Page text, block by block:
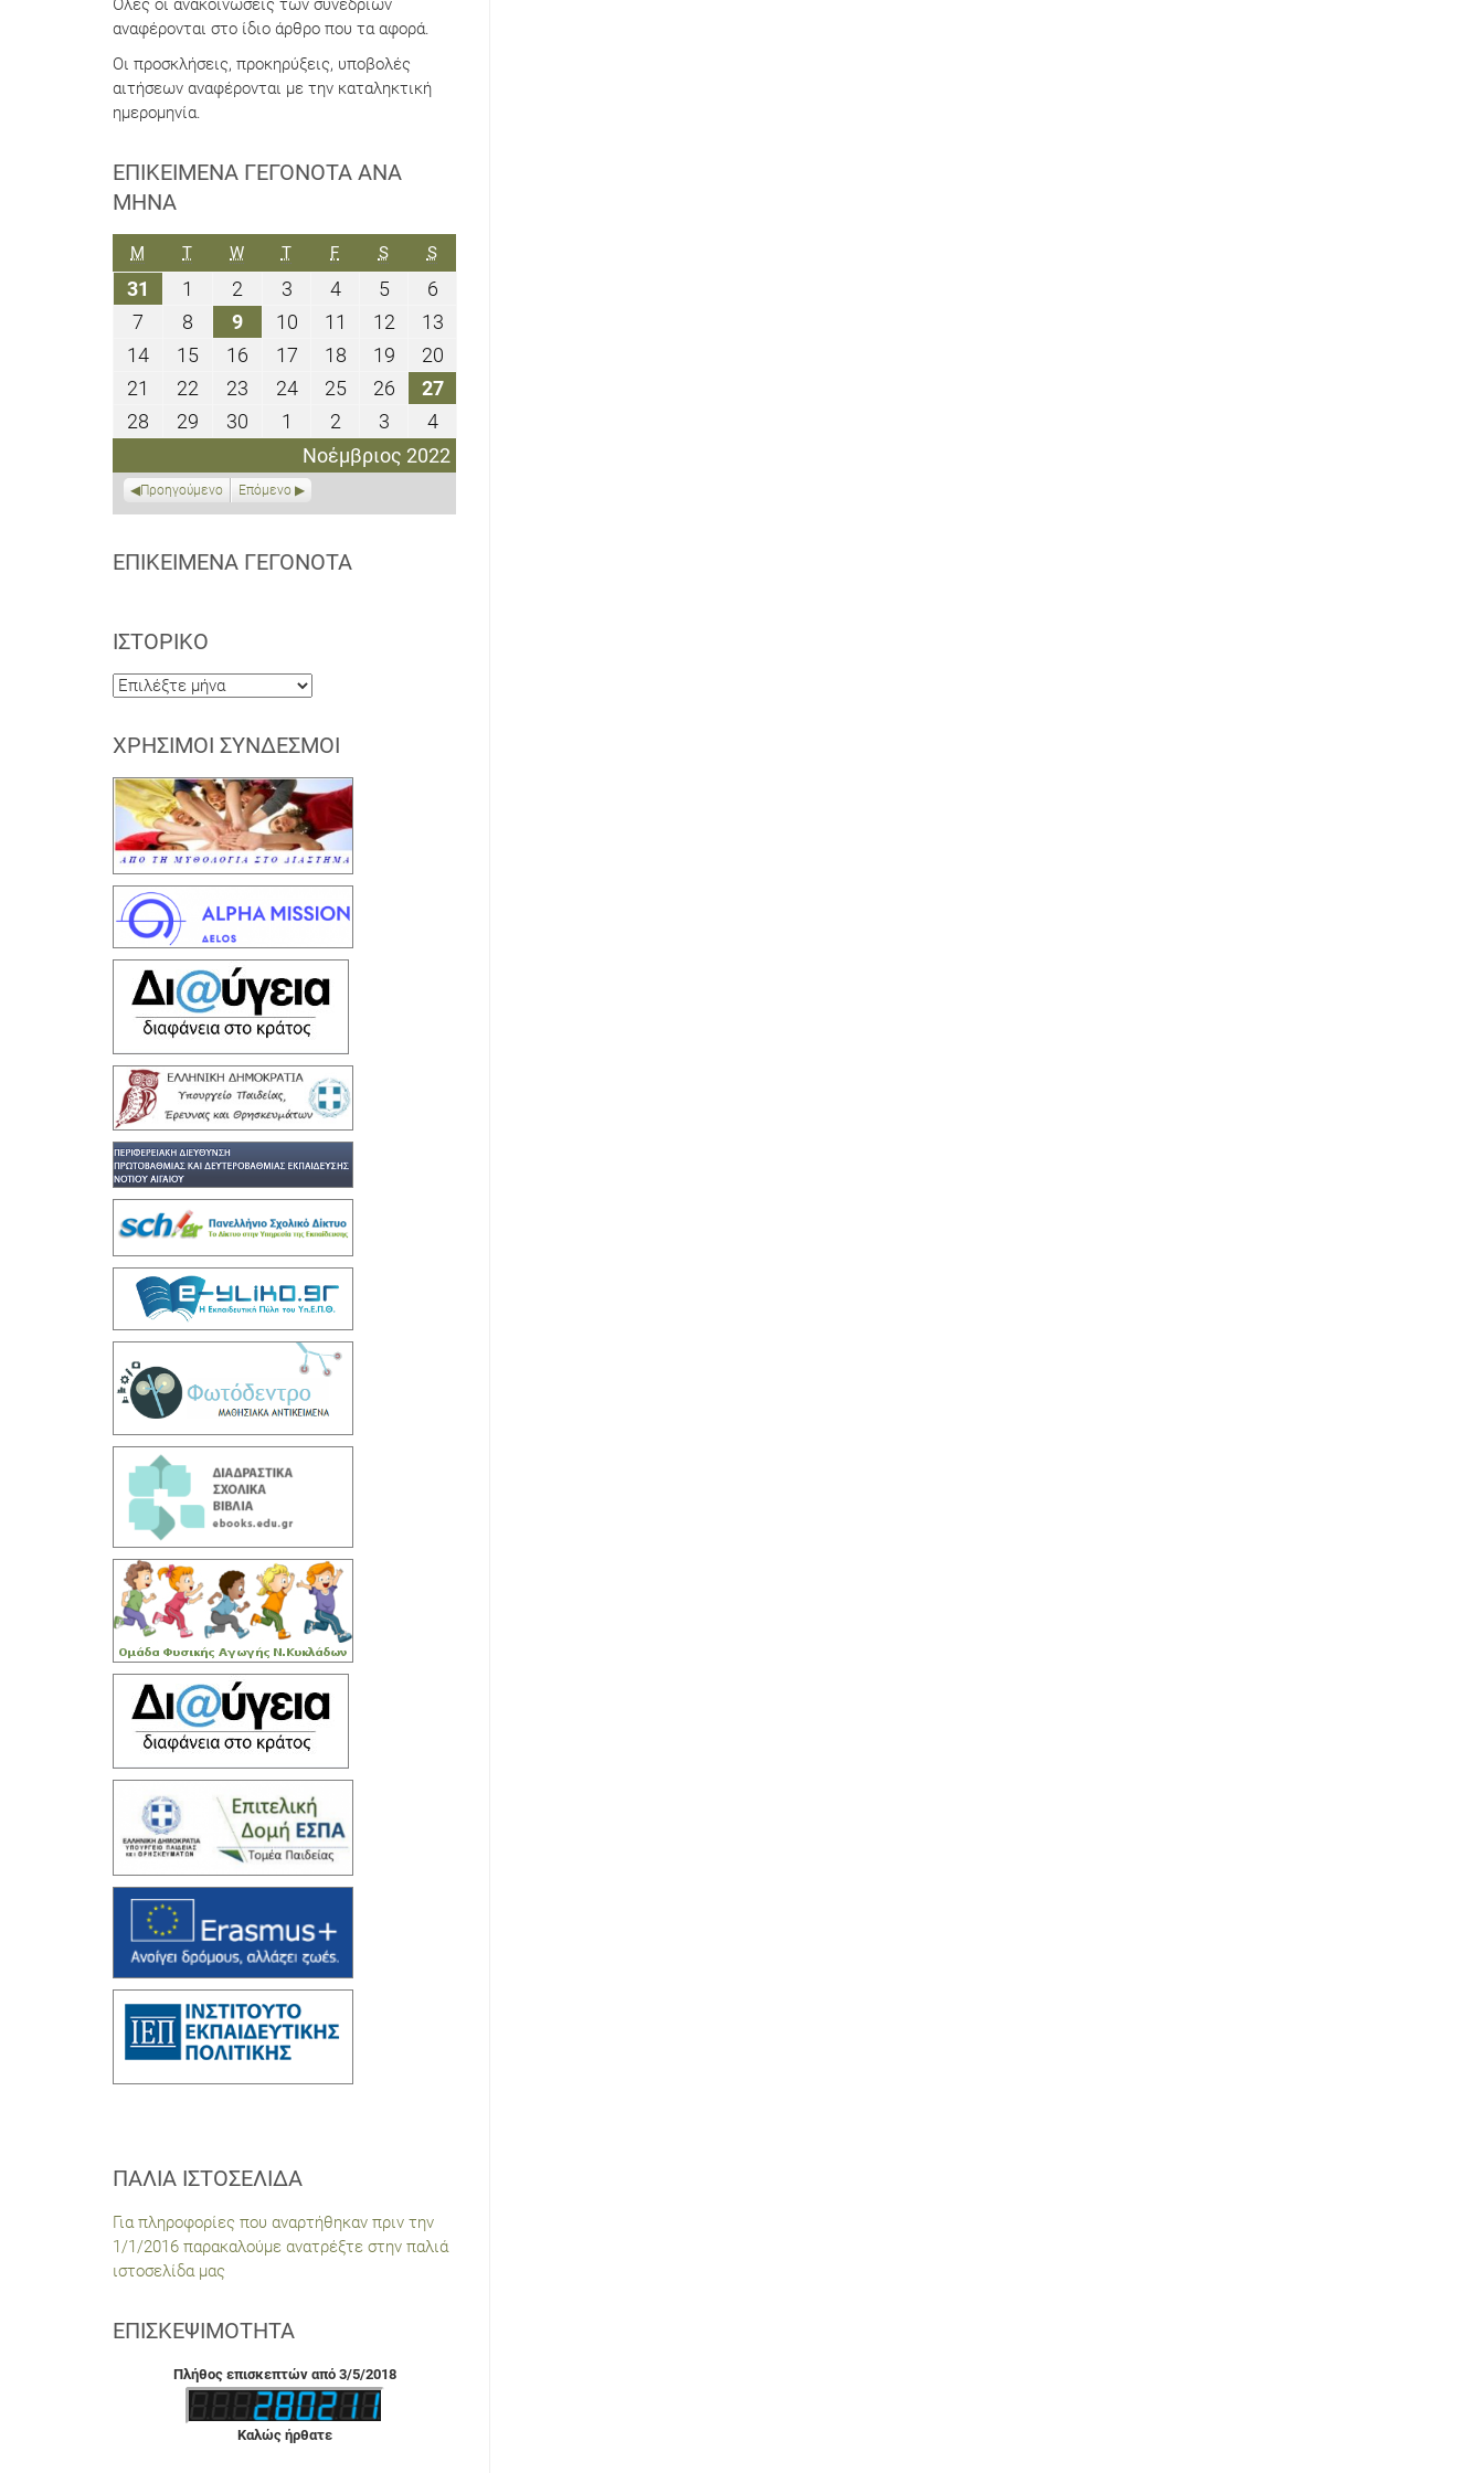
Όλες οι ανακοινώσεις των συνεδρίων
αναφέρονται στο ίδιο άρθρο που τα αφορά.
Οι προσκλήσεις, προκηρύξεις, υποβολές
αιτήσεων αναφέρονται με την καταληκτική
ημερομηνία.
ΕΠΙΚΕΊΜΕΝΑ ΓΕΓΟΝΌΤΑ ΑΝΆ
ΜΉΝΑ
Νοέμβριος 2022
M ΔΕΥΤΈΡΑ
TΤΡΊΤΗWΤΕΤΆΡΤΗ
TΠΈΜΠΤΗ
FΠΑΡΑΣΚΕΥΉ
SΣΆΒΒΑΤΟ
SΚΥΡΙΑΚΉ
31
Οκτωβρίου
2022
1
Νοεμβρίου
2022
2
Νοεμβρίου
2022
33
Νοεμβρίου
2022
44
Νοεμβρίου
2022
55
Νοεμβρίου
2022
66
Νοεμβρίου
2022
7
Νοεμβρίου
2022
8
Νοεμβρίου
2022
99
Νοεμβρίου
2022
1010
Νοεμβρίου
2022
11
Νοεμβρίου
2022
1212
Νοεμβρίου
2022
1313
2022
1414
Νοεμβρίου
2022
1515
Νοεμβρίου
2022
16
Νοεμβρίου
2022
1717
Νοεμβρίου
2022
1818
Νοεμβρίου
2022
1919
Νοεμβρίου
2022
2020
Νοεμβρίου
2022
21
Νοεμβρίου
2022
22
Νοεμβρίου
2022
23
Νοεμβρίου
2022
2424
Νοεμβρίου
2022
2525
Νοεμβρίου
2022
2626
Νοεμβρίου
2022
2727
Νοεμβρίου
2022
28
Νοεμβρίου
29
Νοεμβρίου
30
Νοεμβρίου
1
Δεκεμβρίου
2022
22
Δεκεμβρίου
2022
33
Δεκεμβρίου
2022
44
Δεκεμβρίου
2022
Προηγούμενο Επόμενο
ΕΠΙΚΕΊΜΕΝΑ ΓΕΓΟΝΌΤΑ
ΙΣΤΟΡΙΚΌ
Ιστορικό
ΧΡΉΣΙΜΟΙ ΣΎΝΔΕΣΜΟΙ
ΠΑΛΙΆ ΙΣΤΟΣΕΛΊΔΑ
Για πληροφορίες που αναρτήθηκαν πριν την
1/1/2016 παρακαλούμε ανατρέξτε στην παλιά
ιστοσελίδα μας
ΕΠΙΣΚΕΨΙΜΌΤΗΤΑ
Πλήθος επισκεπτών από 3/5/2018
Καλώς ήρθατε